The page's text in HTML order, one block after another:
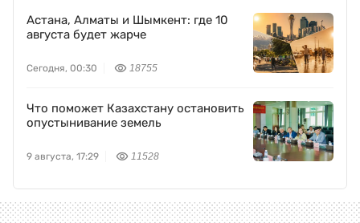
Астана, Алматы и Шымкент: где 10
августа будет жарче
Сегодня, 00:30 18755
Что поможет Казахстану остановить
опустынивание земель
9 августа, 17:29 11528